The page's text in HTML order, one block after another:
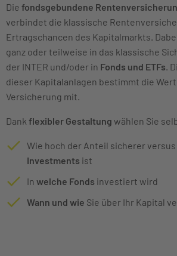
Die fondsgebundene
verbindet die klassische
Ertragschancen des Kapitalmarkts.
ganz oder teilweise in das klassische
der INTER und/oder in Fonds und ETFs .
dieser Kapitalanlagen bestimmt die
Versicherung mit.
Dank flexibler Gestaltung wählen Sie
Wie hoch der Anteil sicherer versus
Investments ist
In welche Fonds investiert wird
Wann und wie Sie über Ihr Kapital